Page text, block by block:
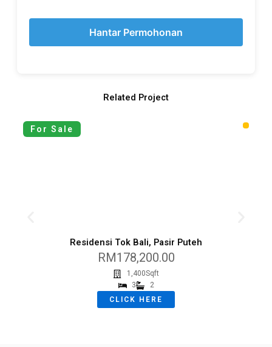
Hantar Permohonan
Related Project
Residensi Tok Bali, Pasir Puteh
For Sale
RM178,200.00
1,400Sqft
3
2
CLICK HERE